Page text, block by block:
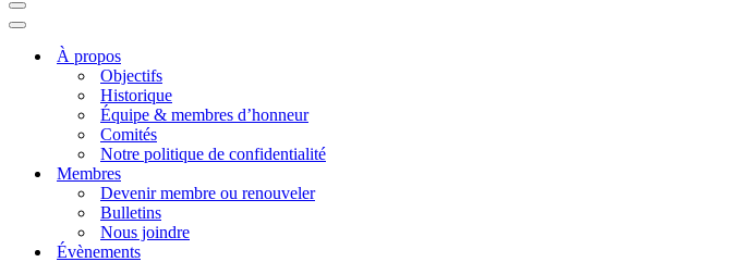
Menu
de
navigation
Menu
navigationÀ propos
Objectifs
Historique
Équipe & membres d’honneur
Comités
Notre politique de confidentialité
Membres
Devenir membre ou renouveler
Bulletins
Nous joindre
Évènements